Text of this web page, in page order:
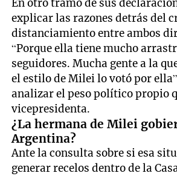
En otro tramo de sus
explicar las razones detrás del
distanciamiento entre ambos
“Porque ella tiene mucho
seguidores. Mucha gente a la
el estilo de Milei lo votó por
analizar el peso político propio
vicepresidenta.
¿La hermana de Milei
Argentina?
Ante la consulta sobre si esa
generar recelos dentro de la